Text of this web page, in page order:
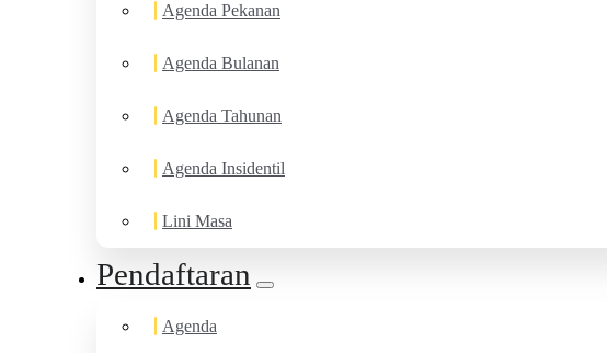
Agenda Pekanan
Agenda Bulanan
Agenda Tahunan
Agenda Insidentil
Lini Masa
Pendaftaran
Agenda